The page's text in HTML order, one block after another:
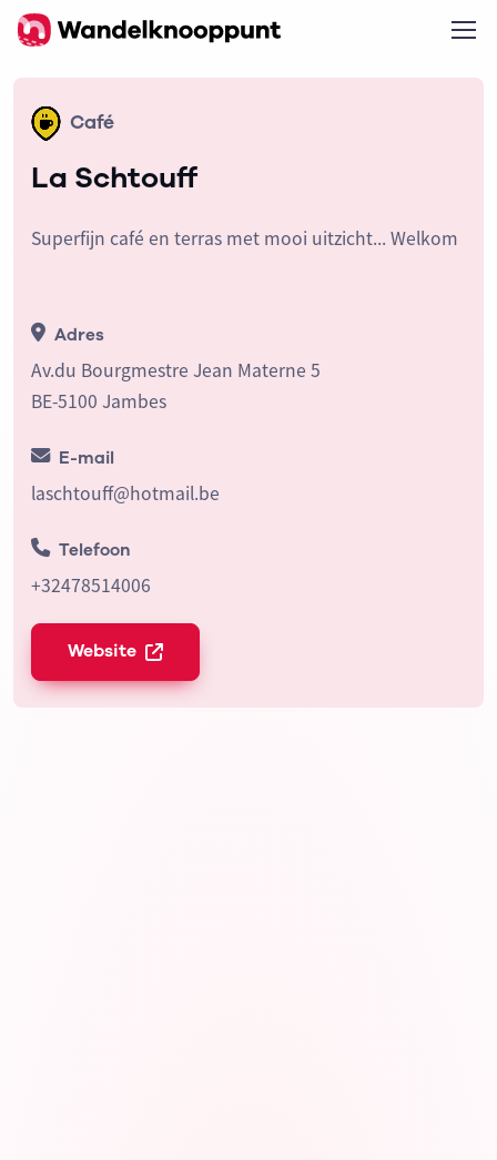
Café
La Schtouff
Superfijn café en terras met mooi uitzicht... Welkom
Adres
Av.du Bourgmestre Jean Materne 5
BE-5100 Jambes
E-mail
laschtouff@hotmail.be
Telefoon
+32478514006
Website